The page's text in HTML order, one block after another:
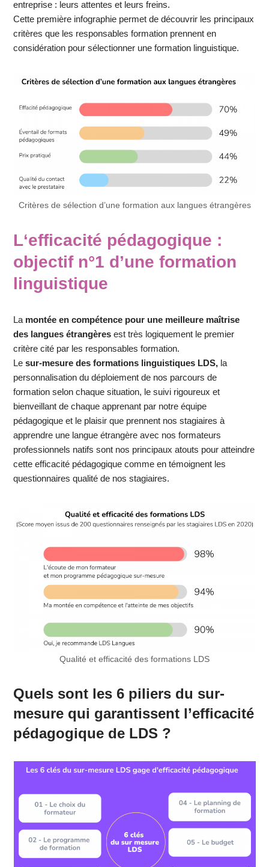
entreprise : leurs attentes et leurs freins.
Cette première infographie permet de découvrir les principaux
critères que les responsables formation prennent en
considération pour sélectionner une formation linguistique.
Critères de sélection d’une formation aux langues étrangères
L‘efficacité pédagogique :
objectif n°1 d’une formation
linguistique
La montée en compétence pour une meilleure maîtrise
des langues étrangères est très logiquement le premier
critère cité par les responsables formation.
Lesur-mesure des formations linguistiques LDS, la
personnalisation du déploiement de nos parcours de
formation selon chaque situation, le suivi rigoureux et
bienveillant de chaque apprenant par notre équipe
pédagogique et le plaisir que prennent nos stagiaires à
apprendre une langue étrangère avec nos formateurs
professionnels natifs sont nos principaux atouts pour atteindre
cette efficacité pédagogique comme en témoignent les
questionnaires qualité de nos stagiaires.
Qualité et efficacité des formations LDS
Quels sont les 6 piliers du sur-
mesure qui garantissent l’efficacité
pédagogique de LDS ?